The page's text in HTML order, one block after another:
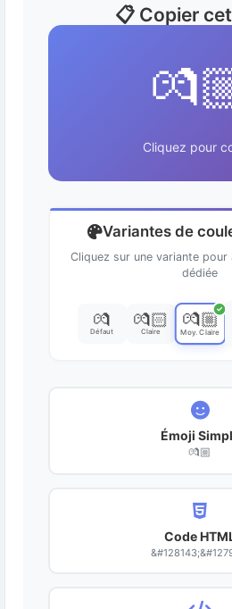
📋 Copier
Cliquez pour
Variantes de
Cliquez sur une variante pour
dédiée
💏
Défaut
💏🏻
Claire
✓
💏🏼
Moy. Claire
Émoji
💏🏼
Code